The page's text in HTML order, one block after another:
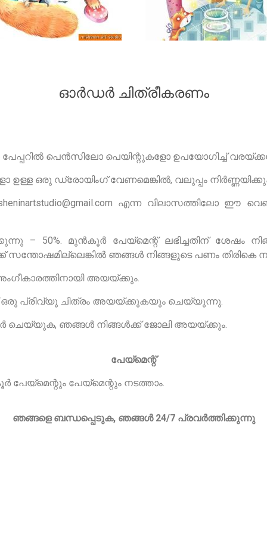
ഓർഡർ ചിത്രീകരണം
പേപ്പറിൽ പെൻസിലോ പെയിന്റുകളോ ഉപയോഗിച്ച്
ഒരു ഡ്രോയിംഗ് വേണമെങ്കിൽ, വലുപ്പം
എന്ന വിലാസത്തിലോ ഈ
50%. മുൻകൂർ പേയ്‌മെന്റ് ലഭിച്ചതിന് ശേഷം
സന്തോഷമില്ലെങ്കിൽ ഞങ്ങൾ നിങ്ങളുടെ പണം തിരികെ
അയയ്ക്കും.
പ്രിവ്യൂ ചിത്രം അയയ്ക്കുകയും ചെയ്യുന്നു.
ചെയ്യുക, ഞങ്ങൾ നിങ്ങൾക്ക് ജോലി അയയ്ക്കും.
പേയ്മെന്റ്
പേയ്‌മെന്റും പേയ്‌മെന്റും നടത്താം.
ഞങ്ങളെ ബന്ധപ്പെടുക, ഞങ്ങൾ 24/7 പ്രവർത്തിക്കുന്നു